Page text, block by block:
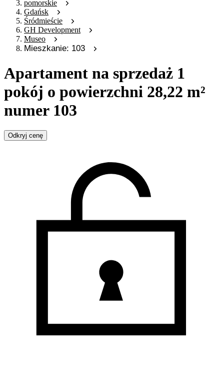
pomorskie
Gdańsk
Śródmieście
GH Development
Museo
Mieszkanie: 103
Apartament na sprzedaż 1
pokój o powierzchni 28,22 m²
numer 103
Odkryj cenę